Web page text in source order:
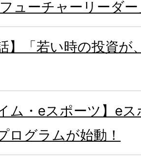
フューチャーリーダ
】「若い時の投資
ム・eスポーツ】e
ログラムが始動！